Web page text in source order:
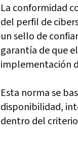
La conformidad
del perfil de
un sello de
garantía de que
implementación
Esta norma se
disponibilidad,
dentro del